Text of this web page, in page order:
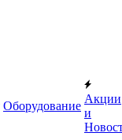
Оборудование
Акции
и